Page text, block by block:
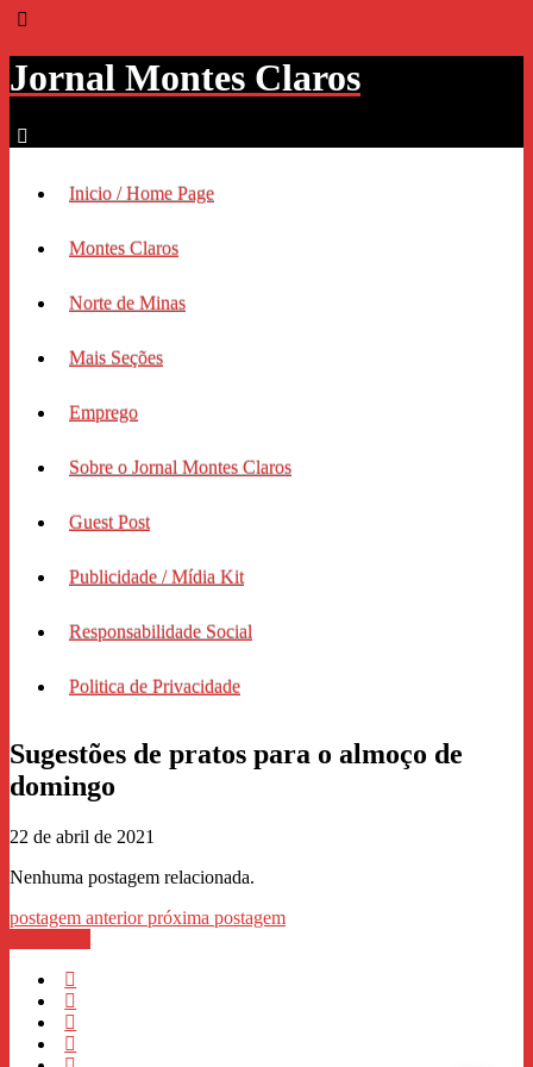
Jornal Montes Claros
Inicio / Home Page
Montes Claros
Norte de Minas
Mais Seções
Emprego
Sobre o Jornal Montes Claros
Guest Post
Publicidade / Mídia Kit
Responsabilidade Social
Politica de Privacidade
Sugestões de pratos para o almoço de
domingo
22 de abril de 2021
Nenhuma postagem relacionada.
postagem anteriorpróxima postagem